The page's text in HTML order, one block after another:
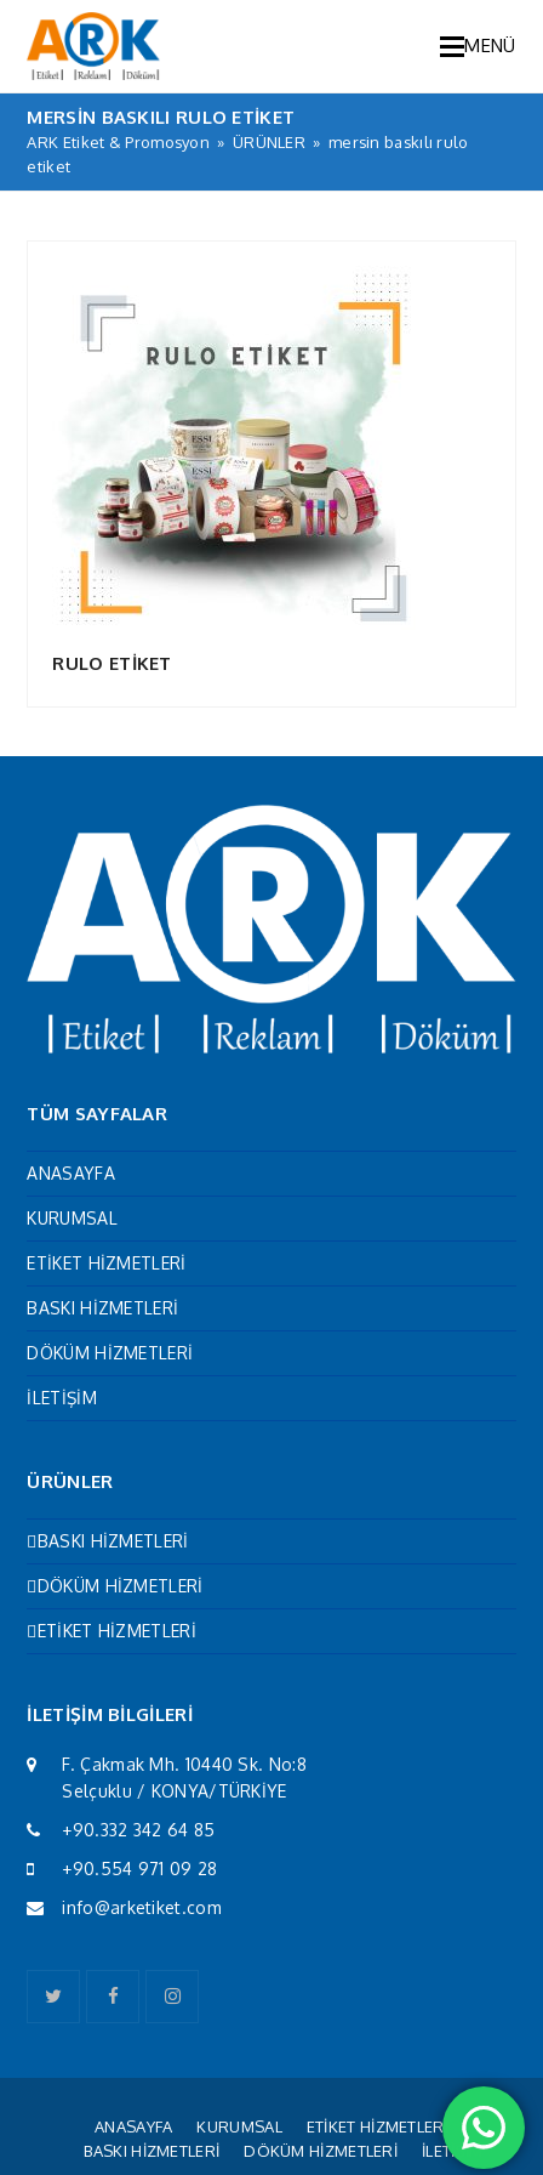
MENÜ
MERSIN BASKILI RULO ETIKET
ARK Etiket & Promosyon » ÜRÜNLER » mersin baskılı rulo
etiket
RULO ETİKET
TÜM SAYFALAR
ANASAYFA
KURUMSAL
ETİKET HİZMETLERİ
BASKI HİZMETLERİ
DÖKÜM HİZMETLERİ
İLETİŞİM
ÜRÜNLER
BASKI HİZMETLERİ
DÖKÜM HİZMETLERİ
ETİKET HİZMETLERİ
İLETİŞİM BİLGİLERİ
F. Çakmak Mh. 10440 Sk. No:8
Selçuklu / KONYA/TÜRKİYE
+90.332 342 64 85
+90.554 971 09 28
info@arketiket.com
TwitterFacebookInstagram
ANASAYFA KURUMSAL
ETİKET HİZMETLERİ
BASKI HİZMETLERİ
DÖKÜM HİZMETLERİ İLETİŞİM